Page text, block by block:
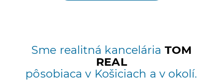
Sme realitná kancelária TOM
REAL
pôsobiaca v Košiciach a v okolí.